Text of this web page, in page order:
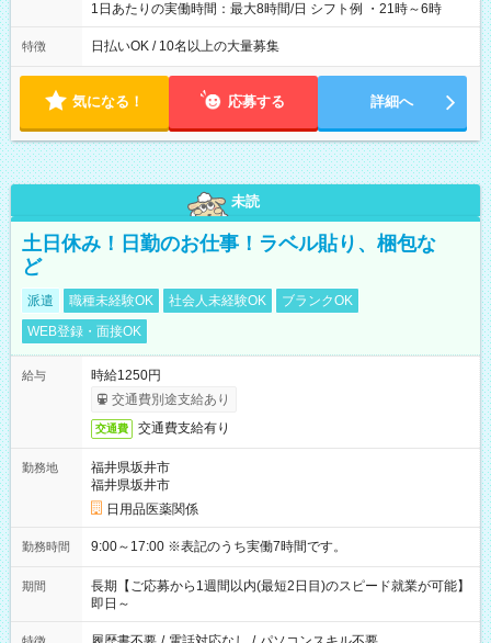
1日あたりの実働時間：最大8時間/日 シフト例 ・21時～6時
特徴 日払いOK / 10名以上の大量募集
気になる！ 応募する 詳細へ
未読
土日休み！日勤のお仕事！ラベル貼り、梱包な
ど
派遣 職種未経験OK 社会人未経験OK
ブランクOK
WEB登録・面接OK
給与
時給1250円
交通費別途支給あり
交通費 交通費支給有り
勤務地
福井県坂井市
福井県坂井市
日用品医薬関係
勤務時間 9:00～17:00 ※表記のうち実働7時間です。
期間
長期【ご応募から1週間以内(最短2日目)のスピード就業が可能】
即日～